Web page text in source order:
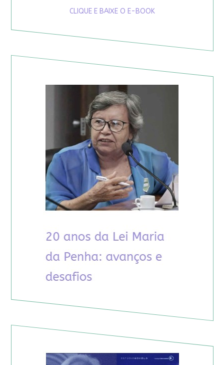
CLIQUE E BAIXE O E-BOOK